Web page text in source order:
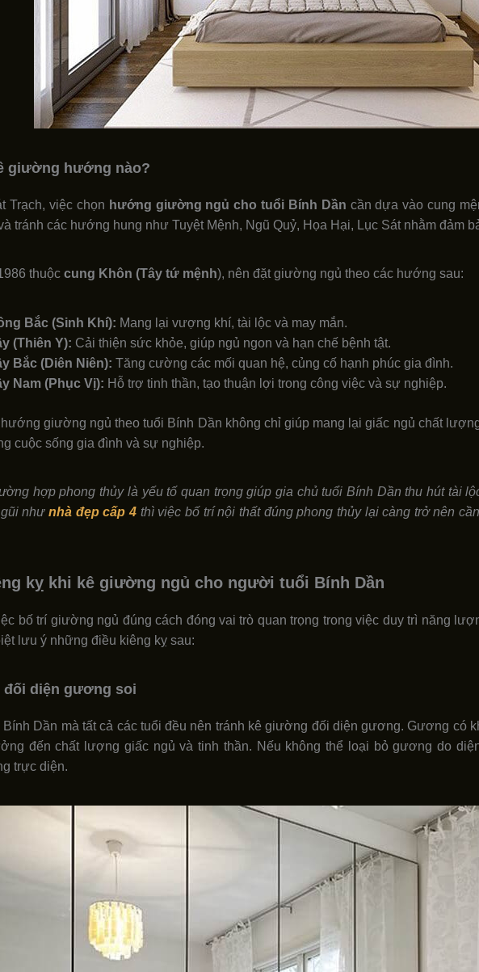
giường hướng nào?
Trạch, việc chọn hướng giường ngủ cho tuổi Bính Dần cần dựa vào cung
tránh các hướng hung như Tuyệt Mệnh, Ngũ Quỷ, Họa Hại, Lục Sát nhằm đảm
thuộc cung Khôn (Tây tứ mệnh), nên đặt giường ngủ theo các hướng sau:
Bắc (Sinh Khí): Mang lại vượng khí, tài lộc và may mắn.
(Thiên Y): Cải thiện sức khỏe, giúp ngủ ngon và hạn chế bệnh tật.
Bắc (Diên Niên): Tăng cường các mối quan hệ, củng cố hạnh phúc gia đình.
Nam (Phục Vị): Hỗ trợ tinh thần, tạo thuận lợi trong công việc và sự nghiệp.
giường ngủ theo tuổi Bính Dần không chỉ giúp mang lại giấc ngủ chất
cuộc sống gia đình và sự nghiệp.
hợp phong thủy là yếu tố quan trọng giúp gia chủ tuổi Bính Dần thu hút tài
như nhà đẹp cấp 4thì việc bố trí nội thất đúng phong thủy lại càng trở nên
kỵ khi kê giường ngủ cho người tuổi Bính Dần
bố trí giường ngủ đúng cách đóng vai trò quan trọng trong việc duy trì năng
lưu ý những điều kiêng kỵ sau:
diện gương soi
Bính Dần mà tất cả các tuổi đều nên tránh kê giường đối diện gương. Gương có
đến chất lượng giấc ngủ và tinh thần. Nếu không thể loại bỏ gương do
trực diện.